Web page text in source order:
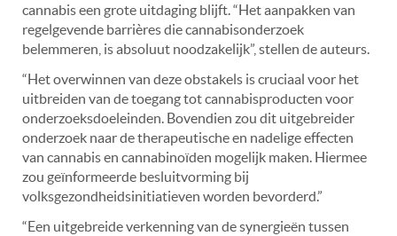
cannabis een grote uitdaging blijft. “Het aanpakken van
regelgevende barrières die cannabisonderzoek
belemmeren, is absoluut noodzakelijk”, stellen de auteurs.
“Het overwinnen van deze obstakels is cruciaal voor het
uitbreiden van de toegang tot cannabisproducten voor
onderzoeksdoeleinden. Bovendien zou dit uitgebreider
onderzoek naar de therapeutische en nadelige effecten
van cannabis en cannabinoïden mogelijk maken. Hiermee
zou geïnformeerde besluitvorming bij
volksgezondheidsinitiatieven worden bevorderd.”
“Een uitgebreide verkenning van de synergieën tussen